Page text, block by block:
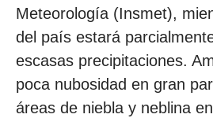
Meteorología (Insmet),
del país estará
escasas precipitaciones.
poca nubosidad en gran
áreas de niebla y neblina